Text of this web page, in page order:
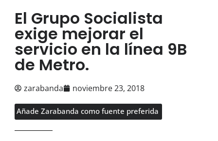
El Grupo Socialista
exige mejorar el
servicio en la línea 9B
de Metro.
zarabanda noviembre 23, 2018
Añade Zarabanda como fuente preferida